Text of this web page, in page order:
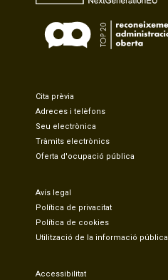
Cita prèvia
Adreces i telèfons
Seu electrònica
Tràmits electrònics
Oferta d'ocupació pública
Avís legal
Política de privacitat
Política de cookies
Utilització de la informació pública
Accessibilitat